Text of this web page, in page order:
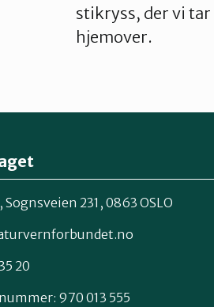
stikryss, der vi
hjemover.
Sognsveien 231, 0863 OSLO
20
970 013 555